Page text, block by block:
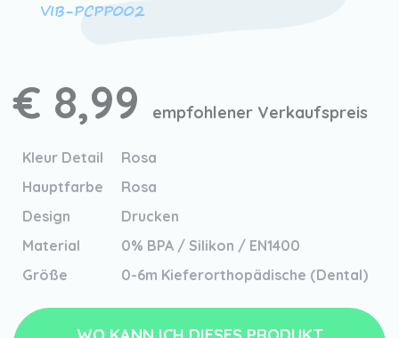
VIB-PCPP002
€ 8,99 empfohlener Verkaufspreis
Kleur Detail
Rosa
Hauptfarbe
Rosa
Design
Drucken
Material
0% BPA / Silikon / EN1400
Größe
0-6m Kieferorthopädische (Dental)